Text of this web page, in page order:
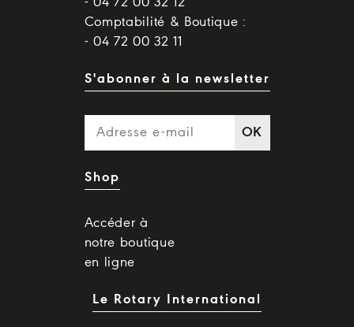
- 04 72 00 32 12
Comptabilité & Boutique :
- 04 72 00 32 11
S'abonner à la newsletter
OK
Shop
Accéder à
notre boutique
en ligne
Le Rotary International